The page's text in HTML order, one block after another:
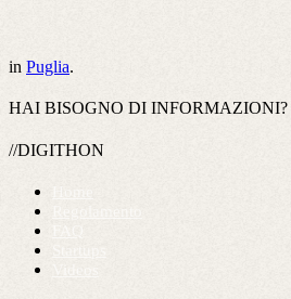
in Puglia.
HAI BISOGNO DI INFORMAZIONI?
//DIGITHON